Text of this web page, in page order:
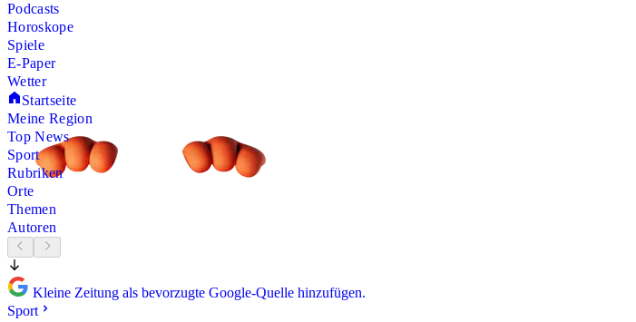
Podcasts
Horoskope
Spiele
E-Paper
Wetter
Startseite
Meine Region
Top News
Sport
Rubriken
Orte
Themen
Autoren
Kleine Zeitung als bevorzugte Google-Quelle hinzufügen.
Sport